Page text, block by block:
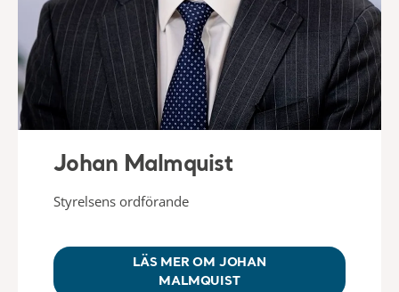
Johan Malmquist
Styrelsens ordförande
LÄS MER OM JOHAN
MALMQUIST